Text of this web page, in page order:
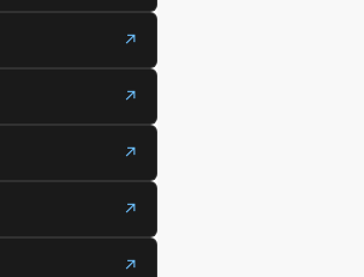
↗
↗
↗
↗
↗